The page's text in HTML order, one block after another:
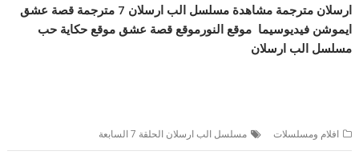
ارسلان مترجمة مشاهدة مسلسل الب ارسلان 7 مترجمة قصة عشق
ايموشن فيديوسيما موقع النورموقع قصة عشق موقع حكاية حب
مسلسل الب ارسلان
افلام ومسلسلات مسلسل الب ارسلان الحلقة 7 السابعة